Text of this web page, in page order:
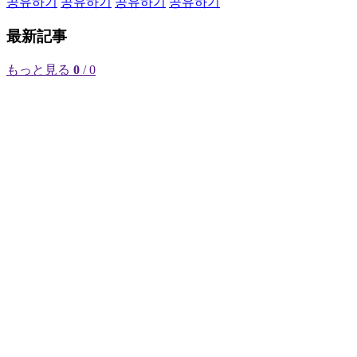
最新記事
もっと見る 0 / 0